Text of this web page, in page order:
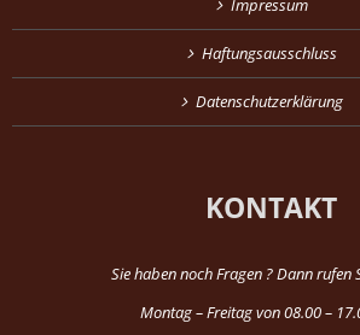
Haftungsausschluss
Datenschutzerklärung
KONTAKT
Sie haben noch Fragen ? Dann rufen
Montag – Freitag von 08.00 –